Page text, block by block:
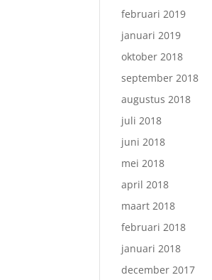
februari 2019
januari 2019
oktober 2018
september 2018
augustus 2018
juli 2018
juni 2018
mei 2018
april 2018
maart 2018
februari 2018
januari 2018
december 2017